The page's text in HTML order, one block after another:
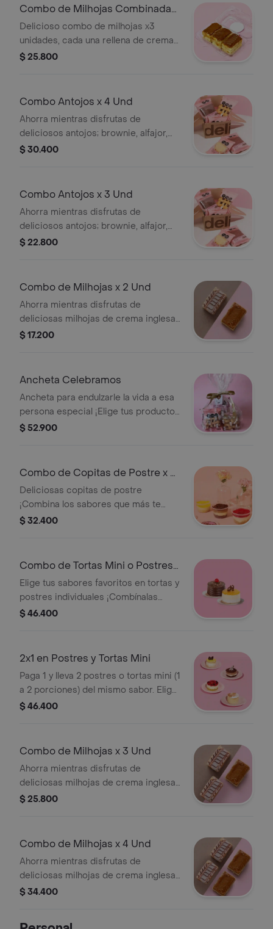
Combo de Milhojas Combinadas
x3 Und
Delicioso combo de milhojas x3
unidades, cada una rellena de crema
inglesa y con cobertura de arequipe.
$ 25.800
Combo Antojos x 4 Und
Ahorra mientras disfrutas de
deliciosos antojos; brownie, alfajor,
frutilla y/o chocodeli. Imagen de
$ 30.400
Combo Antojos x 3 Und
Ahorra mientras disfrutas de
deliciosos antojos; brownie, alfajor,
frutilla y/o chocodeli. Imagen de
$ 22.800
Combo de Milhojas x 2 Und
Ahorra mientras disfrutas de
deliciosas milhojas de crema inglesa
o combinada (crema inglesa con
$ 17.200
Ancheta Celebramos
Ancheta para endulzarle la vida a esa
persona especial ¡Elige tus productos
favoritos y lo empacamos como amor
$ 52.900
Combo de Copitas de Postre x 3
Und
Deliciosas copitas de postre
¡Combina los sabores que más te
gustan y ahorra!
$ 32.400
Combo de Tortas Mini o Postres x
2 Und
Elige tus sabores favoritos en tortas y
postres individuales ¡Combínalas
como quieras!
$ 46.400
2x1 en Postres y Tortas Mini
Paga 1 y lleva 2 postres o tortas mini (1
a 2 porciones) del mismo sabor. Elige
tu sabor favorito y comparte.
$ 46.400
Combo de Milhojas x 3 Und
Ahorra mientras disfrutas de
deliciosas milhojas de crema inglesa
o combinada (crema inglesa con
$ 25.800
Combo de Milhojas x 4 Und
Ahorra mientras disfrutas de
deliciosas milhojas de crema inglesa
o combinada (crema inglesa con
$ 34.400